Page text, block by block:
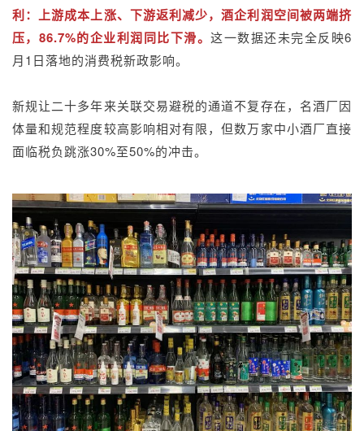
利：上游成本上涨、下游返利减少，酒企利润空间被两端挤
压，86.7%的企业利润同比下滑。这一数据还未完全反映6
月1日落地的消费税新政影响。
新规让二十多年来关联交易避税的通道不复存在，名酒厂因
体量和规范程度较高影响相对有限，但数万家中小酒厂直接
面临税负跳涨30%至50%的冲击。